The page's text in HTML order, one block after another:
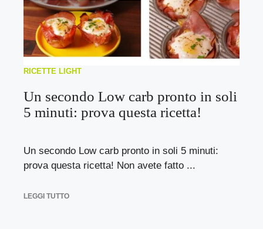
RICETTE LIGHT
Un secondo Low carb pronto in soli
5 minuti: prova questa ricetta!
Un secondo Low carb pronto in soli 5 minuti:
prova questa ricetta! Non avete fatto ...
LEGGI TUTTO